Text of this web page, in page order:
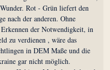
Rot - Grün liefert den
nach der anderen. Ohne
der Notwendigkeit, in
zu verdienen , wäre das
in DEM Maße und die
gar nicht möglich.